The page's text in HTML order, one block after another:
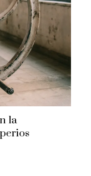
la